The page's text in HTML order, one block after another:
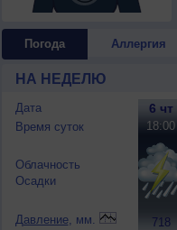
Погода Аллергия
НА НЕДЕЛЮ
Дата
Время суток
Облачность
Осадки
Давление, мм.
6 чт
18:00
718